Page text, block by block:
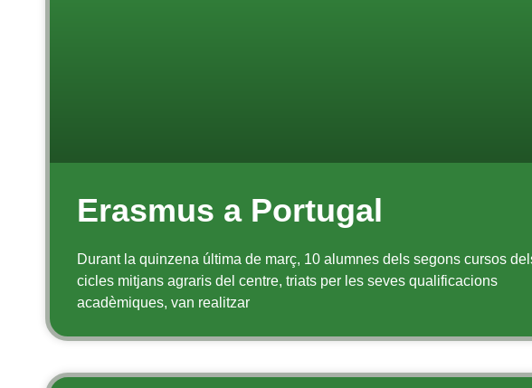
Erasmus a Portugal
Durant la quinzena última de març, 10 alumnes dels segons cursos
cicles mitjans agraris del centre, triats per les seves qualificacions
acadèmiques, van realitzar